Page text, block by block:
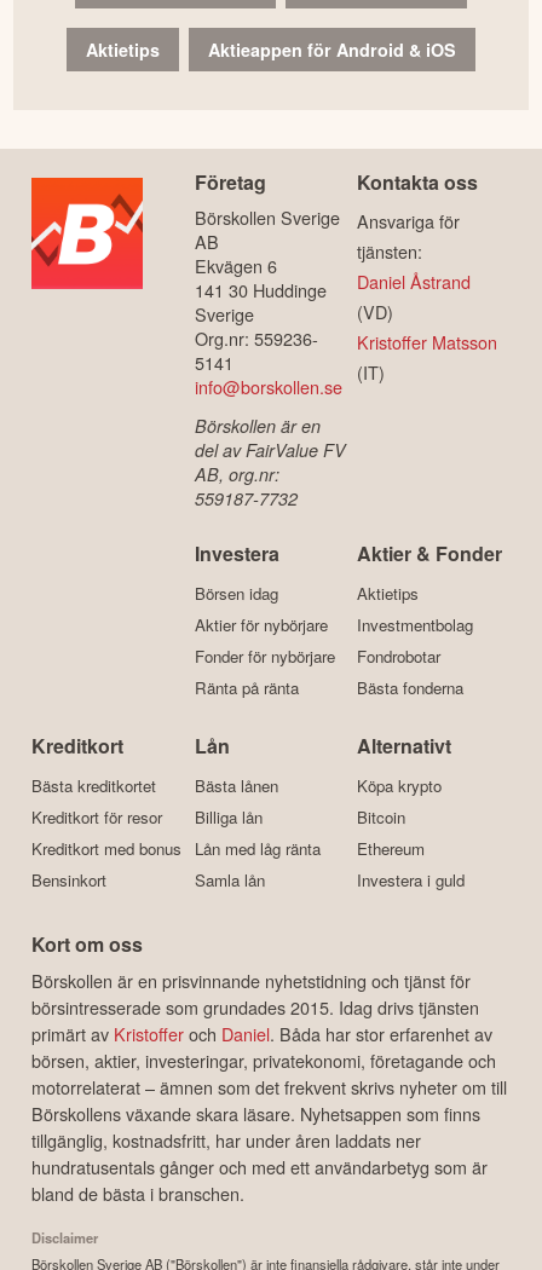
Aktietips Aktieappen för Android & iOS
Företag
Börskollen Sverige
AB
Ekvägen 6
141 30 Huddinge
Sverige
Org.nr: 559236-
5141
info@borskollen.se
Börskollen är en
del av FairValue FV
AB, org.nr:
559187-7732
Kontakta oss
Ansvariga för
tjänsten:
Daniel Åstrand
(VD)
Kristoffer Matsson
(IT)
Investera
Börsen idag
Aktier för nybörjare
Fonder för nybörjare
Ränta på ränta
Aktier & Fonder
Aktietips
Investmentbolag
Fondrobotar
Bästa fonderna
Kreditkort
Bästa kreditkortet
Kreditkort för resor
Kreditkort med bonus
Bensinkort
Lån
Bästa lånen
Billiga lån
Lån med låg ränta
Samla lån
Alternativt
Köpa krypto
Bitcoin
Ethereum
Investera i guld
Kort om oss
Börskollen är en prisvinnande nyhetstidning och tjänst för
börsintresserade som grundades 2015. Idag drivs tjänsten
primärt av Kristofferoch Daniel. Båda har stor erfarenhet av
börsen, aktier, investeringar, privatekonomi, företagande och
motorrelaterat – ämnen som det frekvent skrivs nyheter om till
Börskollens växande skara läsare. Nyhetsappen som finns
tillgänglig, kostnadsfritt, har under åren laddats ner
hundratusentals gånger och med ett användarbetyg som är
bland de bästa i branschen.
Disclaimer
Börskollen Sverige AB ("Börskollen") är inte finansiella rådgivare, står inte under